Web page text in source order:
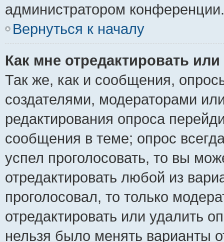
администратором конференции.
Вернуться к началу
Как мне отредактировать
Так же, как и сообщения,
создателями, модераторами
редактирования опроса
сообщения в теме; опрос
успел проголосовать, то вы
отредактировать любой из
проголосовал, то только
отредактировать или удалить
нельзя было менять варианты